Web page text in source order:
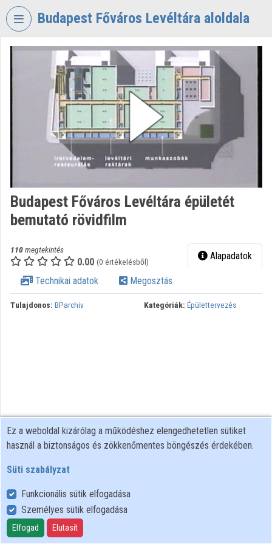
Fejléc kihagyása
Budapest Főváros Levéltára aloldala
VIDEOTORIUM
BUDAPEST
LEVÉLTÁRA
Intézményi kezdőlap
Bejelentkezés
Kategóriák
Intézményi listák
Közreműködők
Budapest Főváros Levéltára épületét
bemutató rövidfilm
110megtekintés
0.00 (0 értékelésből) Alapadatok
Technikai adatok Megosztás
Tulajdonos: BParchiv Kategóriák: Épülettervezés
Felhasználói szabályzat
Adatkezelési tájékoztató
Süti szabályzat
Ez a weboldal kizárólag a működéshez elengedhetetlen sütiket
használ a biztonságos és zökkenőmentes böngészés érdekében.
Süti szabályzat
Funkcionális sütik elfogadása
Személyes sütik elfogadása
Elfogad Elutasít